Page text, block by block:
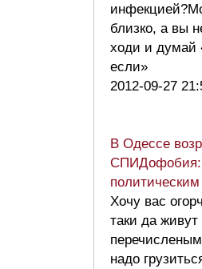
близко, а вы
ходи и думай
если»
2012-09-27
В Одессе
СПИДофобия:
Хочу вас
таки да
надо